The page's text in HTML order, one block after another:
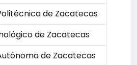
de Zacatecas
de Zacatecas
de Zacatecas